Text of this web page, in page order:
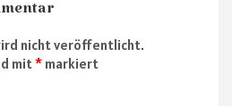
nicht veröffentlicht.
mit* markiert